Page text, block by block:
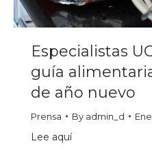
Especialistas
guía
de año nuevo
Prensa By admin_d
Lee aquí